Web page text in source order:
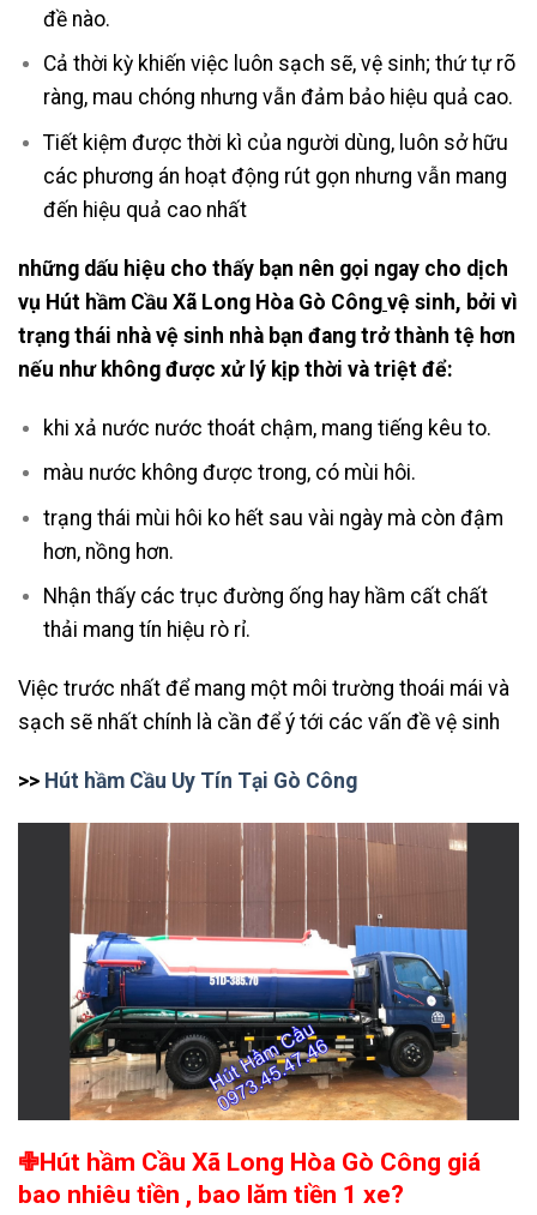
đề nào.
Cả thời kỳ khiến việc luôn sạch sẽ, vệ sinh; thứ tự rõ
ràng, mau chóng nhưng vẫn đảm bảo hiệu quả cao.
Tiết kiệm được thời kì của người dùng, luôn sở hữu
các phương án hoạt động rút gọn nhưng vẫn mang
đến hiệu quả cao nhất
những dấu hiệu cho thấy bạn nên gọi ngay cho dịch
vụ Hút hầm Cầu Xã Long Hòa Gò Công vệ sinh, bởi vì
trạng thái nhà vệ sinh nhà bạn đang trở thành tệ hơn
nếu như không được xử lý kịp thời và triệt để:
khi xả nước nước thoát chậm, mang tiếng kêu to.
màu nước không được trong, có mùi hôi.
trạng thái mùi hôi ko hết sau vài ngày mà còn đậm
hơn, nồng hơn.
Nhận thấy các trục đường ống hay hầm cất chất
thải mang tín hiệu rò rỉ.
Việc trước nhất để mang một môi trường thoái mái và
sạch sẽ nhất chính là cần để ý tới các vấn đề vệ sinh
>> Hút hầm Cầu Uy Tín Tại Gò Công
✙Hút hầm Cầu Xã Long Hòa Gò Công giá
bao nhiêu tiền , bao lăm tiền 1 xe?